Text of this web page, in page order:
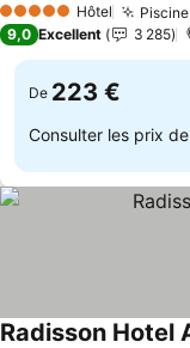
5 Étoiles Hôtel
9,0 Excellent 3 285
De 223 €
Consulter les prix de
Radisson Hotel